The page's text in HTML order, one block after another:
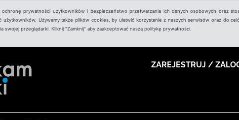
prywatności użytkowników i bezpieczeństwo przetwarzania ich danych osobowych oraz
użytkowników. Używamy także plików cookies, by ułatwić korzystanie z naszych serwisów oraz do
swojej przeglądarki. Kliknij "Zamknij" aby zaakceptować naszą politykę prywatności.
ZAREJESTRUJ /